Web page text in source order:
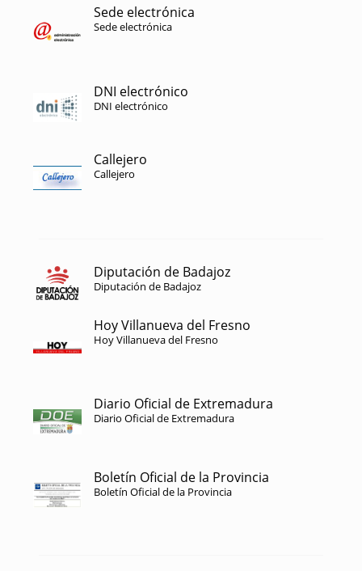
Sede electrónica
Sede electrónica
DNI electrónico
DNI electrónico
Callejero
Callejero
Diputación de Badajoz
Diputación de Badajoz
Hoy Villanueva del Fresno
Hoy Villanueva del Fresno
Diario Oficial de Extremadura
Diario Oficial de Extremadura
Boletín Oficial de la Provincia
Boletín Oficial de la Provincia